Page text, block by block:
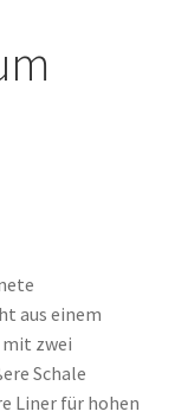
aus einem
zwei
Schale
Liner für hohen